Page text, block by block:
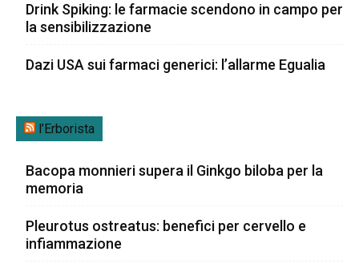
Drink Spiking: le farmacie scendono in campo per
la sensibilizzazione
Dazi USA sui farmaci generici: l’allarme Egualia
l’Erborista
Bacopa monnieri supera il Ginkgo biloba per la
memoria
Pleurotus ostreatus: benefici per cervello e
infiammazione